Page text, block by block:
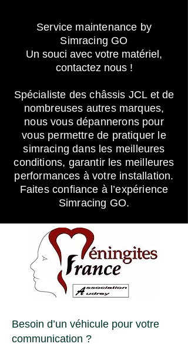
Service maintenance by
Simracing GO
Un souci avec votre matériel,
contactez nous !
Spécialiste des châssis JCL et de
nombreuses autres marques,
nous vous dépannerons pour
vous permettre de pratiquer le
simracing dans les meilleures
conditions, garantir les meilleures
performances à votre installation.
Faites confiance à l’expérience
Simracing GO.
Besoin d’un véhicule pour votre
communication ?